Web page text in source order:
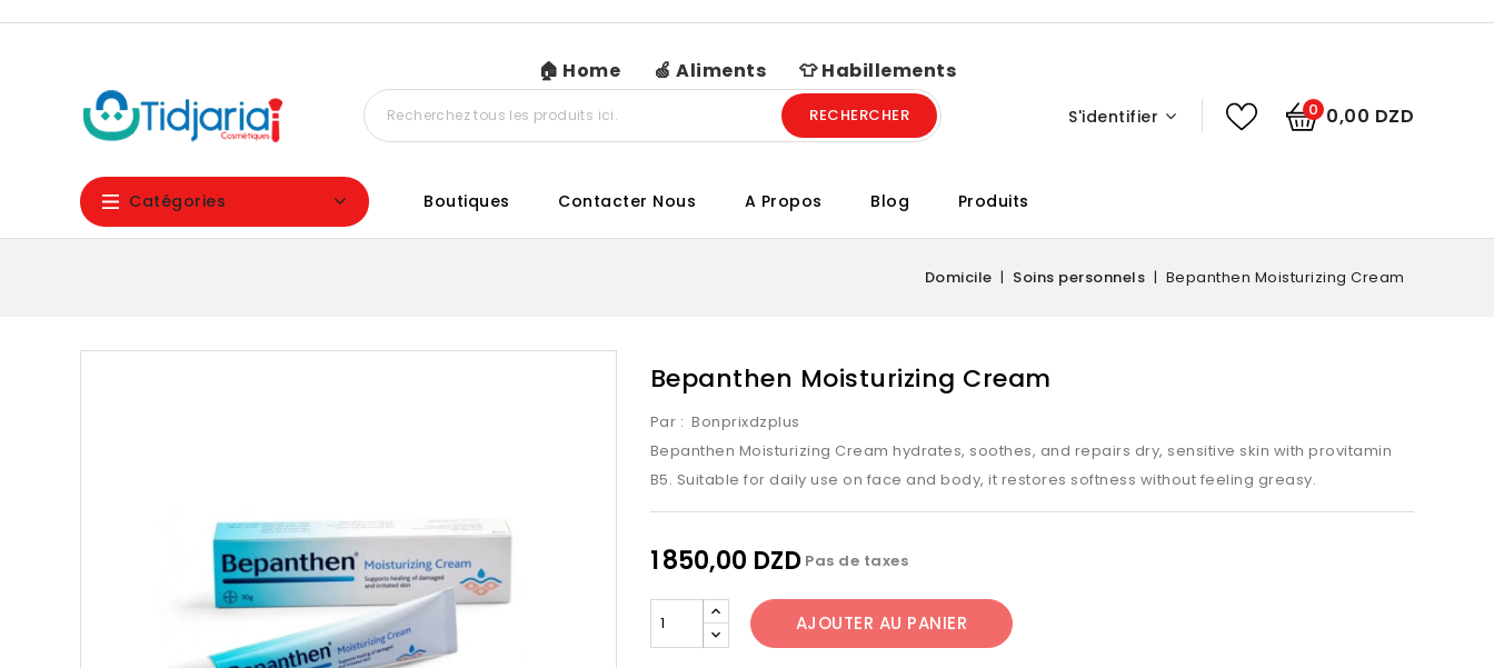
🏠 Home 🍏 Aliments 👕 Habillements
0 0,00 DZD
S'identifier
RECHERCHER
Catégories Boutiques Contacter Nous A Propos Blog Produits
Domicile Soins personnels Bepanthen Moisturizing Cream
Bepanthen Moisturizing Cream
Par : Bonprixdzplus
Bepanthen Moisturizing Cream hydrates, soothes, and repairs dry, sensitive skin with provitamin
B5. Suitable for daily use on face and body, it restores softness without feeling greasy.
1 850,00 DZD Pas de taxes
AJOUTER AU PANIER